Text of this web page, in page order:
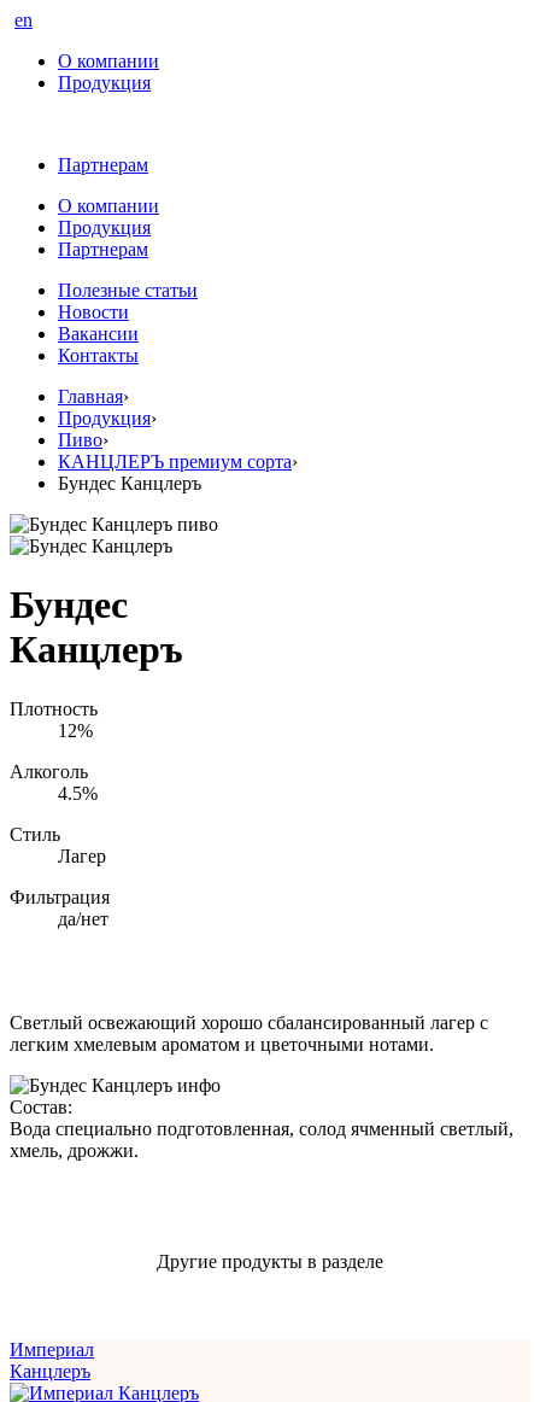
en
О компании
Продукция
Партнерам
О компании
Продукция
Партнерам
Полезные статьи
Новости
Вакансии
Контакты
Главная›
Продукция›
Пиво›
КАНЦЛЕРЪ премиум сорта›
Бундес Канцлеръ
Бундес
Канцлеръ
Плотность
12%
Алкоголь
4.5%
Стиль
Лагер
Фильтрация
да/нет
Светлый освежающий хорошо сбалансированный лагер с
легким хмелевым ароматом и цветочными нотами.
Состав:
Вода специально подготовленная, солод ячменный светлый,
хмель, дрожжи.
Другие продукты в разделе
Империал
Канцлеръ